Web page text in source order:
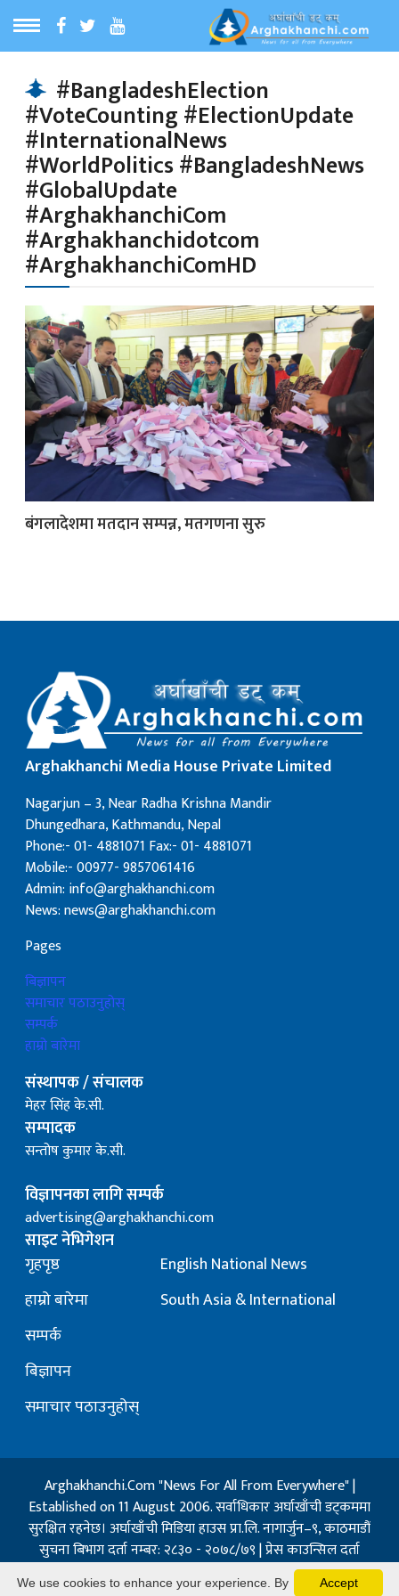
MENU
समाचार
समाचार
समाचार
#BangladeshElection
#VoteCounting #ElectionUpdate
#InternationalNews
#WorldPolitics #BangladeshNews
#GlobalUpdate
#ArghakhanchiCom
#Arghakhanchidotcom
#ArghakhanchiComHD
बंगलादेशमा मतदान सम्पन्न, मतगणना सुरु
Arghakhanchi Media House Private Limited
Nagarjun – 3, Near Radha Krishna Mandir
Dhungedhara, Kathmandu, Nepal
Phone:- 01- 4881071 Fax:- 01- 4881071
Mobile:- 00977- 9857061416
Admin: info@arghakhanchi.com
News: news@arghakhanchi.com
Pages
बिज्ञापन
समाचार पठाउनुहोस्
सम्पर्क
हाम्रो बारेमा
संस्थापक / संचालक
मेहर सिंह के.सी.
सम्पादक
सन्तोष कुमार के.सी.
विज्ञापनका लागि सम्पर्क
advertising@arghakhanchi.com
साइट नेभिगेशन
गृहपृष्ठ
हाम्रो बारेमा
सम्पर्क
बिज्ञापन
समाचार पठाउनुहोस्
English National News
South Asia & International
Arghakhanchi.Com "News For All From Everywhere" |
Established on 11 August 2006. सर्वाधिकार अर्घाखाँची डट्कममा
सुरक्षित रहनेछ। अर्घाखाँची मिडिया हाउस प्रा.लि. नागार्जुन–९, काठमाडौं
सुचना बिभाग दर्ता नम्बर: २८३० - २०७८/७९ | प्रेस काउन्सिल दर्ता
नम्बर: १३२ / २०७३-०४-२१ | जिप्रका सि- नम्बर: ७, दर्ता नम्बर
Accept
We use cookies to enhance your experience. By